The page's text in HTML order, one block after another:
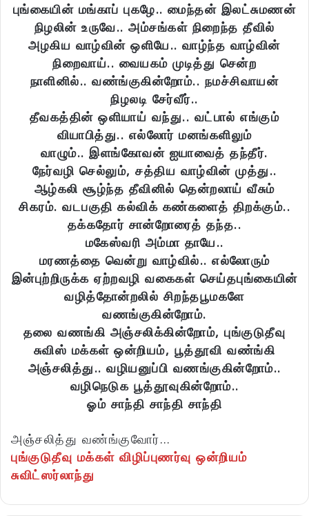
புங்கையின் மங்காப் புகழே.. மைந்தன் இலட்சுமணன்
நிழலின் உருவே.. அம்சங்கள் நிறைந்த தீவில்
அழகிய வாழ்வின் ஒளியே.. வாழ்ந்த வாழ்வின்
நிறைவாய்.. வையகம் முடித்து சென்ற
நாளினில்.. வண்ங்குகின்றோம்.. நமச்சிவாயன்
நிழலடி சேர்வீர்..
தீவகத்தின் ஒளியாய் வந்து.. வட்பால் எங்கும்
வியாபித்து.. எல்லோர் மனங்களிலும்
வாழும்.. இளங்கோவன் ஐயாவைத் தந்தீர்.
நேர்வழி செல்லும், சத்திய வாழ்வின் முத்து..
ஆழ்கலி சூழ்ந்த தீவினில் தென்றலாய் வீசும்
சிகரம். வடபகுதி கல்விக் கண்களைத் திறக்கும்..
தக்கதோர் சான்றோரைத் தந்த..
மகேஸ்வரி அம்மா தாயே..
மரணத்தை வென்று வாழ்வில்.. எல்லோரும்
இன்புற்றிருக்க ஏற்றவழி வகைகள் செய்தபுங்கையின்
வழித்தோன்றலில் சிறந்தபூமகளே
வணங்குகின்றோம்.
தலை வணங்கி அஞ்சலிக்கின்றோம், புங்குடுதீவு
சுவிஸ் மக்கள் ஒன்றியம், பூத்தூவி வண்ங்கி
அஞ்சலித்து.. வழியனுப்பி வணங்குகின்றோம்..
வழிநெடுக பூத்தூவுகின்றோம்..
ஓம் சாந்தி சாந்தி சாந்தி
அஞ்சலித்து வண்ங்குவோர்…
புங்குடுதீவு மக்கள் விழிப்புணர்வு ஒன்றியம்
சுவிட்ஸர்லாந்து